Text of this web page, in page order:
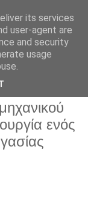
ενός
its services
user-agent are
and security
usage